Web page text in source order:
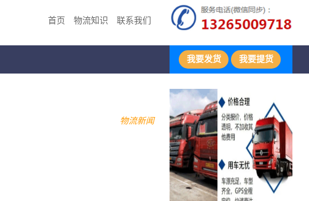
首页 物流知识 联系我们
我要发货 我要提货
物流新闻